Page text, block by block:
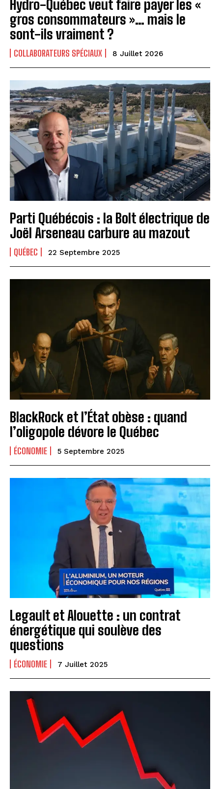
Hydro-Québec veut faire payer les «
gros consommateurs »… mais le
sont-ils vraiment ?
COLLABORATEURS SPÉCIAUX 8 Juillet 2026
Parti Québécois : la Bolt électrique de
Joël Arseneau carbure au mazout
QUÉBEC 22 Septembre 2025
BlackRock et l’État obèse : quand
l’oligopole dévore le Québec
ÉCONOMIE 5 Septembre 2025
Legault et Alouette : un contrat
énergétique qui soulève des
questions
ÉCONOMIE 7 Juillet 2025